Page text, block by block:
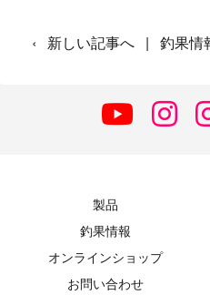
‹ 新しい記事へ | 釣果情
製品
釣果情報
オンラインショップ
お問い合わせ